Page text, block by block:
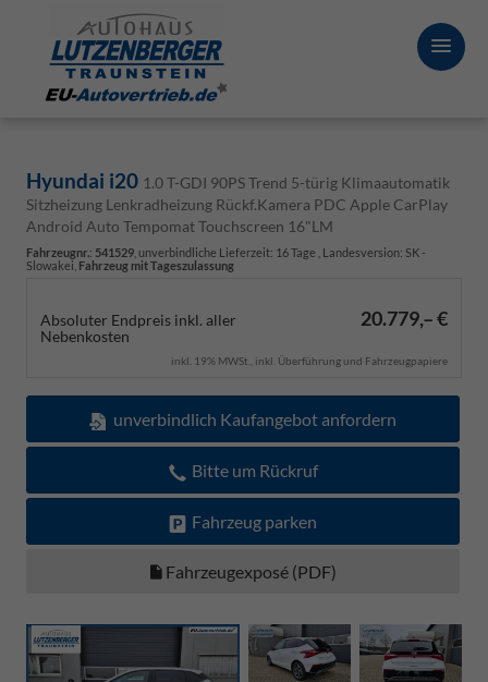
Hyundai i20 1.0 T-GDI 90PS Trend 5-türig Klimaautomatik
Sitzheizung Lenkradheizung Rückf.Kamera PDC Apple CarPlay
Android Auto Tempomat Touchscreen 16"LM
Fahrzeugnr.: 541529 , unverbindliche Lieferzeit: 16 Tage , Landesversion: SK -
Slowakei, Fahrzeug mit Tageszulassung
Absoluter Endpreis inkl. aller
Nebenkosten
20.779,– €
inkl. 19% MWSt., inkl. Überführung und Fahrzeugpapiere
unverbindlich Kaufangebot anfordern
Bitte um Rückruf
Fahrzeug parken
Fahrzeugexposé (PDF)